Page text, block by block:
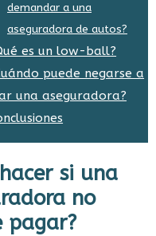
demandar a una
aseguradora de autos?
es un low-ball?
puede negarse a
una aseguradora?
si una
no
pagar?